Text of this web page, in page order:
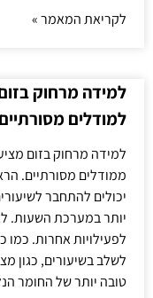
לקריאת המאמר »
למידה מרחוק
למודלים מסורתיים
למידה מרחוק בזום
ממודלים מסורתיים.
יכולים להתחבר
יותר במערכת השעות.
לפעילויות אחרות. כמו
לשלב בשיעורים, כגון
טובה יותר של החומר